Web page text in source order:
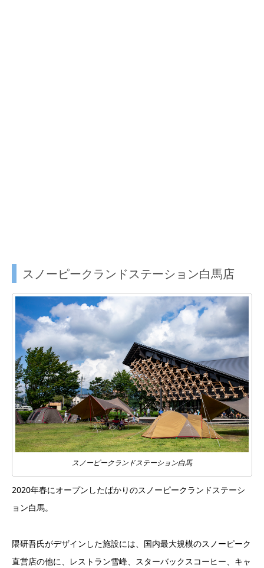
スノーピークランドステーション白馬店
スノーピークランドステーション白馬
2020年春にオープンしたばかりのスノーピークランドステーシ
ョン白馬。
隈研吾氏がデザインした施設には、国内最大規模のスノーピーク
直営店の他に、レストラン雪峰、スターバックスコーヒー、キャ